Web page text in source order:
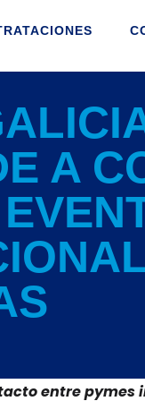
A
entre